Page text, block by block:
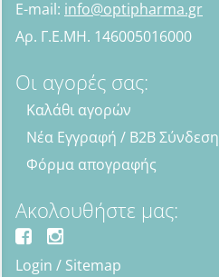
E-mail: info@optipharma.gr
Αρ. Γ.Ε.ΜΗ. 146005016000
Οι αγορές σας:
Καλάθι αγορών
Νέα Εγγραφή / B2B Σύνδεση
Φόρμα απογραφής
Ακολουθήστε μας:
Login / Sitemap